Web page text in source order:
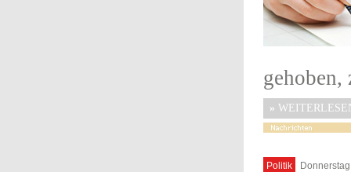
gehoben,
»
Politik